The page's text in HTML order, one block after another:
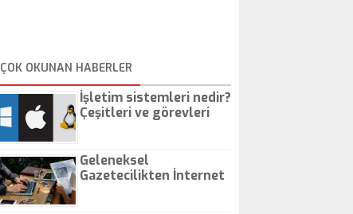
ÇOK OKUNAN HABERLER
İşletim sistemleri nedir?
Çeşitleri ve görevleri
Geleneksel
Gazetecilikten İnternet